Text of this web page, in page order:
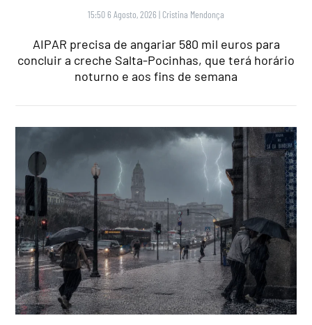
15:50 6 Agosto, 2026 | Cristina Mendonça
AIPAR precisa de angariar 580 mil euros para
concluir a creche Salta-Pocinhas, que terá horário
noturno e aos fins de semana